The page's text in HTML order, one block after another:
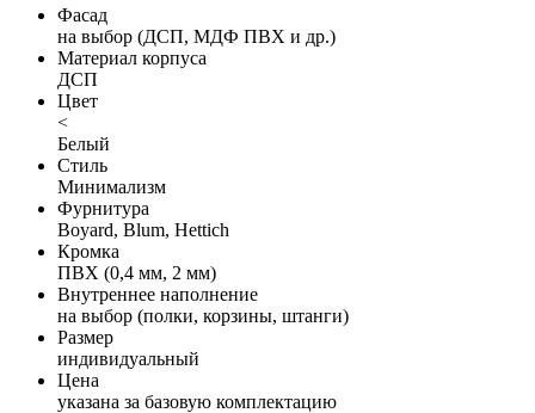
Фасад
на выбор (ДСП, МДФ ПВХ и др.)
Материал корпуса
ДСП
Цвет
<
Белый
Стиль
Минимализм
Фурнитура
Boyard, Blum, Hettich
Кромка
ПВХ (0,4 мм, 2 мм)
Внутреннее наполнение
на выбор (полки, корзины, штанги)
Размер
индивидуальный
Цена
указана за базовую комплектацию